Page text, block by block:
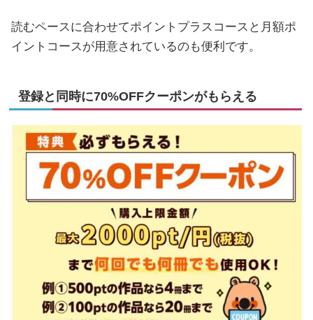
読むペースに合わせてポイントプラスコースと月額ポ
イントコースが用意されているのも便利です。
登録と同時に70%OFFクーポンがもらえる